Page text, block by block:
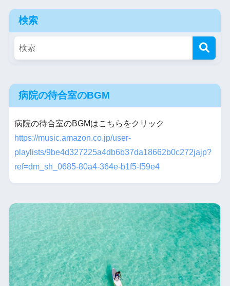
検索
病院の待合室のBGM
病院の待合室のBGMはこちらをクリック
https://music.amazon.co.jp/user-
playlists/9be4d327225a4db6b37da18662b0c272jajp?
ref=dm_sh_0685-80a4-364e-b1f5-f59e4